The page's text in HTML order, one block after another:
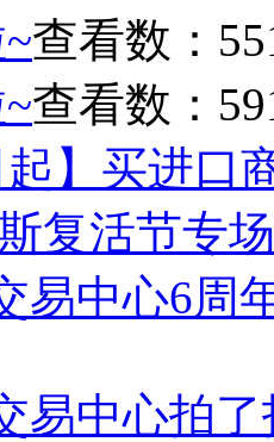
查看数：
查看数：
起】买进口
斯复活节专
易中心6周
易中心拍